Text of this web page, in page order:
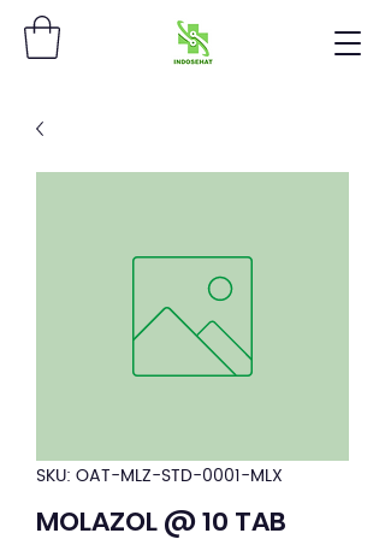
SKU: OAT-MLZ-STD-0001-MLX
MOLAZOL @ 10 TAB